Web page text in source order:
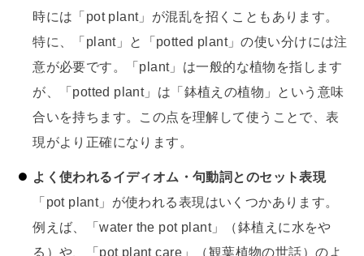
時には「pot plant」が混乱を招くこともあります。
特に、「plant」と「potted plant」の使い分けには注
意が必要です。「plant」は一般的な植物を指します
が、「potted plant」は「鉢植えの植物」という意味
合いを持ちます。この点を理解して使うことで、表
現がより正確になります。
よく使われるイディオム・句動詞とのセット表現
「pot plant」が使われる表現はいくつかあります。
例えば、「water the pot plant」（鉢植えに水をや
る）や、「pot plant care」（観葉植物の世話）のよ